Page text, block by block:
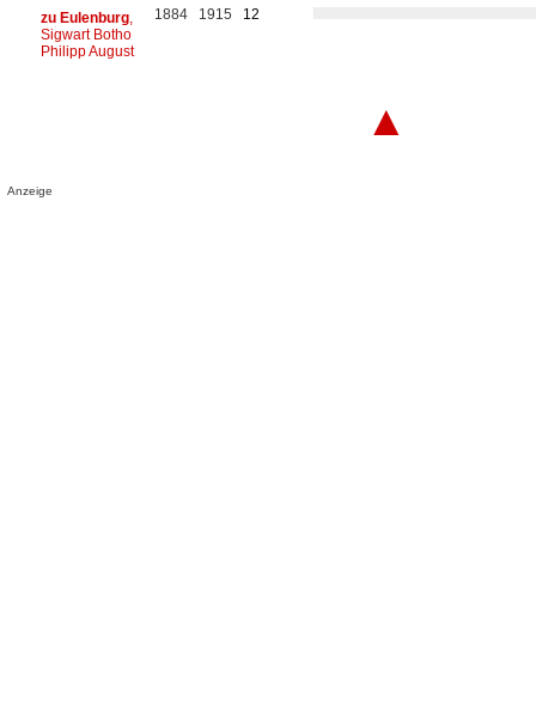
zu Eulenburg,
Sigwart Botho
Philipp August
1884 1915 12
▲
Anzeige